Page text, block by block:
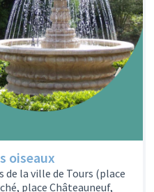
oiseaux
de la ville de Tours (place
place Châteauneuf,